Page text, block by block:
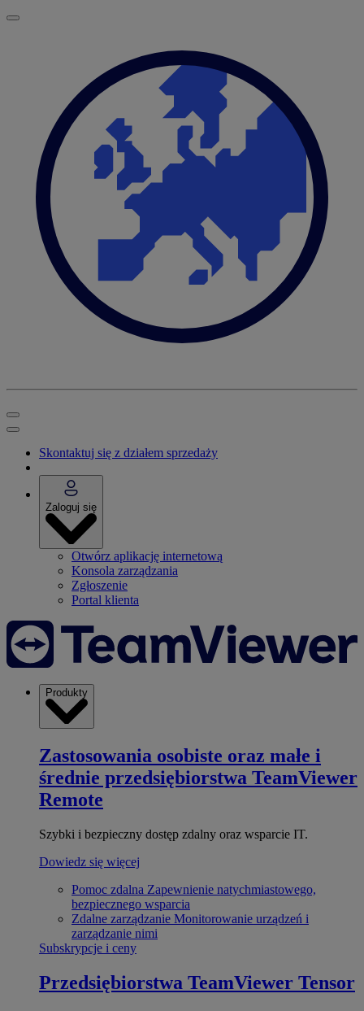
Skontaktuj się z działem sprzedaży
Zaloguj się
Otwórz aplikację internetową
Konsola zarządzania
Zgłoszenie
Portal klienta
Produkty
Zastosowania osobiste oraz małe i
średnie przedsiębiorstwa TeamViewer
Remote
Szybki i bezpieczny dostęp zdalny oraz wsparcie IT.
Dowiedz się więcej
Pomoc zdalna Zapewnienie natychmiastowego,
bezpiecznego wsparcia
Zdalne zarządzanie Monitorowanie urządzeń i
zarządzanie nimi
Subskrypcje i ceny
Przedsiębiorstwa TeamViewer Tensor